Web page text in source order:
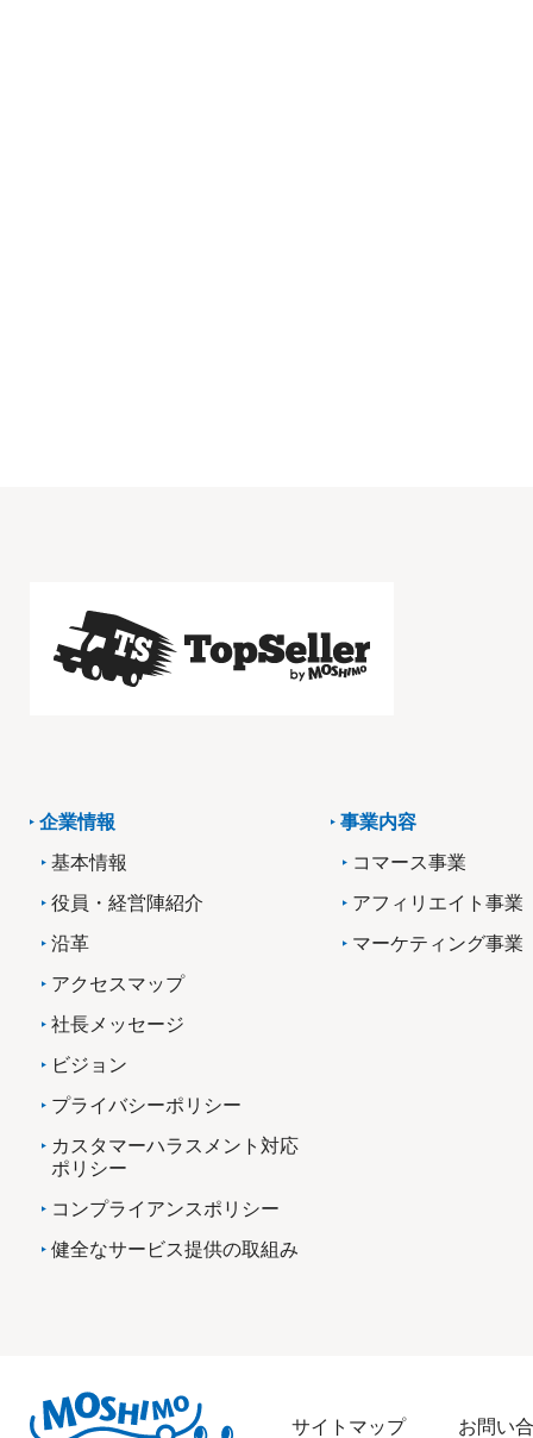
企業情報
基本情報
役員・経営陣紹介
沿革
アクセスマップ
社長メッセージ
ビジョン
プライバシーポリシー
カスタマーハラスメント対応
ポリシー
コンプライアンスポリシー
健全なサービス提供の取組み
事業内容
コマース事業
アフィリエイト事業
マーケティング事業
サイトマップ お問い